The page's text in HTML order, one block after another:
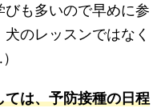
びも多いので早めに参
のレッスンではなく
は、予防接種の日程